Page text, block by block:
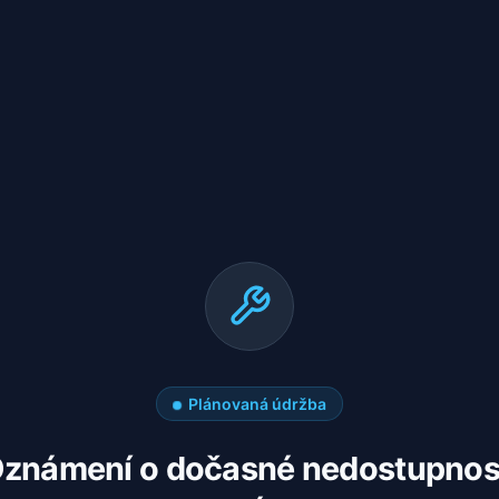
Plánovaná údržba
o dočasné